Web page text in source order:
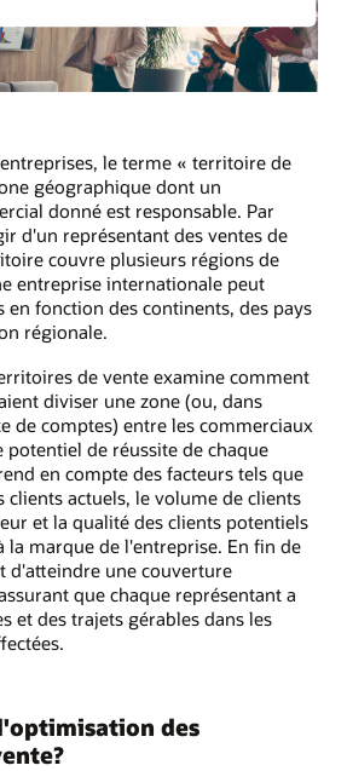
le terme « territoire de
géographique dont un
donné est responsable. Par
d'un représentant des ventes de
couvre plusieurs régions de
entreprise internationale peut
fonction des continents, des pays
régionale.
de vente examine comment
diviser une zone (ou, dans
de comptes) entre les commerciaux
de réussite de chaque
en compte des facteurs tels que
clients actuels, le volume de clients
et la qualité des clients potentiels
la marque de l'entreprise. En fin de
d'atteindre une couverture
que chaque représentant a
et des trajets gérables dans les
des